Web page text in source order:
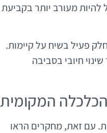
מעורב יותר בקביעת
פעיל בשיח על קיימות.
חיובי בסביבה
עם זאת, מחקרים הראו